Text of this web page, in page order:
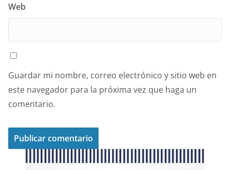
Web
Guardar mi nombre, correo electrónico y sitio web en
este navegador para la próxima vez que haga un
comentario.